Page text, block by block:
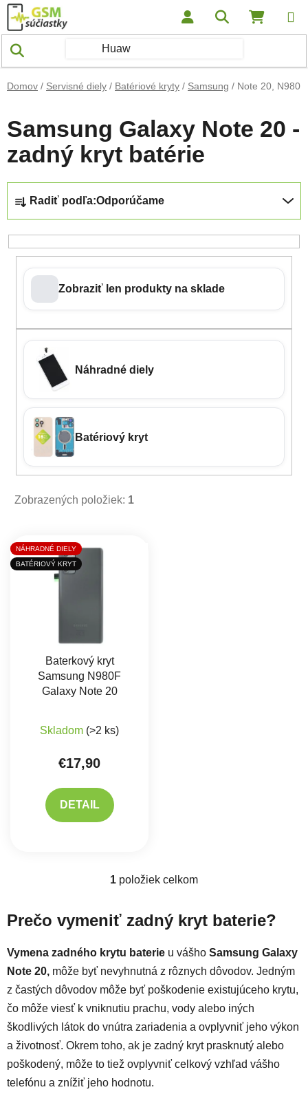
Prejsť na obsah Hľadať
Domov / Servisné diely / Batériové kryty / Samsung / Note 20, N980
Samsung Galaxy Note 20 -
zadný kryt batérie
Radiť podľa:Odporúčame
Zobraziť len produkty na sklade
Náhradné diely
Batériový kryt
Zobrazených položiek: 1
Výpis produktov
NÁHRADNÉ DIELY
BATÉRIOVÝ KRYT
Baterkový kryt
Samsung N980F
Galaxy Note 20
Skladom (>2 ks)
€17,90
DETAIL
Ovládacie prvky výpisu
1 položiek celkom
Prečo vymeniť zadný kryt baterie?
Vymena zadného krytu baterie u vášho Samsung Galaxy
Note 20, môže byť nevyhnutná z rôznych dôvodov. Jedným
z častých dôvodov môže byť poškodenie existujúceho krytu,
čo môže viesť k vniknutiu prachu, vody alebo iných
škodlivých látok do vnútra zariadenia a ovplyvniť jeho výkon
a životnosť. Okrem toho, ak je zadný kryt prasknutý alebo
poškodený, môže to tiež ovplyvniť celkový vzhľad vášho
telefónu a znížiť jeho hodnotu.